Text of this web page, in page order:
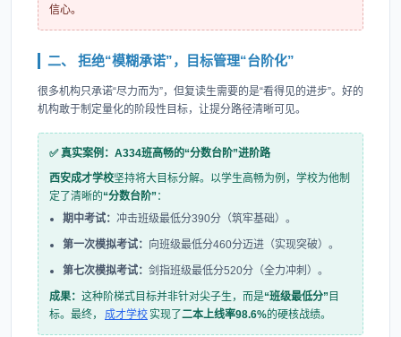
信心。
二、 拒绝“模糊承诺”，目标管理“台阶化”
很多机构只承诺“尽力而为”，但复读生需要的是“看得见的进步”。好的
机构敢于制定量化的阶段性目标，让提分路径清晰可见。
✅ 真实案例：A334班高畅的“分数台阶”进阶路
西安成才学校坚持将大目标分解。以学生高畅为例，学校为他制
定了清晰的“分数台阶”：
期中考试： 冲击班级最低分390分（筑牢基础）。
第一次模拟考试： 向班级最低分460分迈进（实现突破）。
第七次模拟考试： 剑指班级最低分520分（全力冲刺）。
成果： 这种阶梯式目标并非针对尖子生，而是“班级最低分”目
标。最终，
成才学校实现了二本上线率98.6%的硬核战绩。